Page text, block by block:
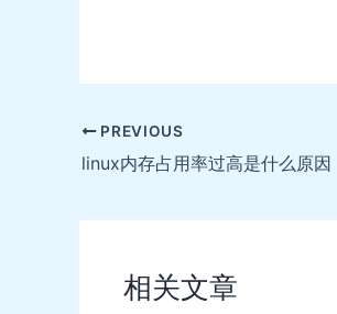
Post
navigation
PREVIOUS
linux内存占用率过高是什么原因
相关文章